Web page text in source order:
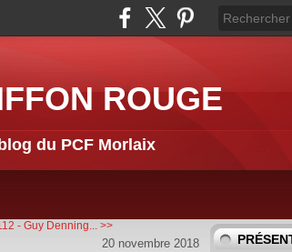
ROUGE
du PCF Morlaix
- Guy Denning... >>
20 novembre 2018